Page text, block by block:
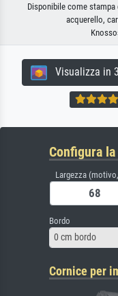
Disponibile come
acquerello,
Visualizza in
Configura
Largezza
Bordo
0 cm bordo
Cornice per